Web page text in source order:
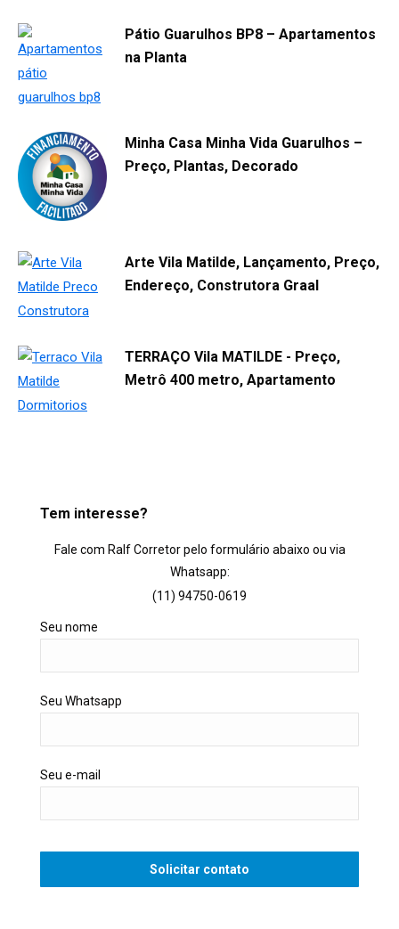
Pátio Guarulhos BP8 – Apartamentos
na Planta
Minha Casa Minha Vida Guarulhos –
Preço, Plantas, Decorado
Arte Vila Matilde, Lançamento, Preço,
Endereço, Construtora Graal
TERRAÇO Vila MATILDE - Preço,
Metrô 400 metro, Apartamento
Tem interesse?
Fale com Ralf Corretor pelo formulário abaixo ou via
Whatsapp:
(11) 94750-0619
Seu nome
Seu Whatsapp
Seu e-mail